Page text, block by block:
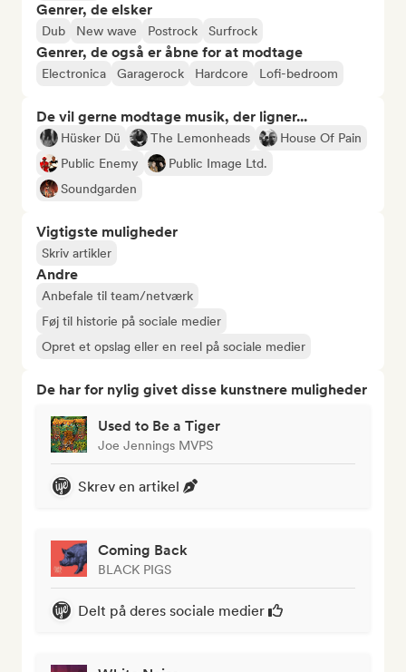
Genrer, de elsker
Dub New wave Postrock Surfrock
Genrer, de også er åbne for at modtage
Electronica Garagerock Hardcore Lofi-bedroom
De vil gerne modtage musik, der ligner...
Hüsker Dü The Lemonheads
House Of Pain
Public Enemy
Public Image Ltd.
Soundgarden
Vigtigste muligheder
Skriv artikler
Andre
Anbefale til team/netværk
Føj til historie på sociale medier
Opret et opslag eller en reel på sociale medier
De har for nylig givet disse kunstnere muligheder
Used to Be a Tiger
Joe Jennings MVPS
Skrev en artikel
Coming Back
BLACK PIGS
Delt på deres sociale medier